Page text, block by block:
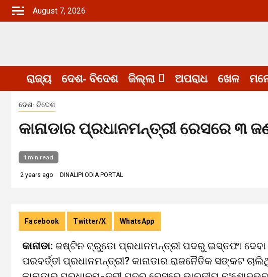
Skip
August 7, 2026
ରାଜ୍ୟ ଦେଶ- ବିଦେଶ ଜିଲ୍ଲା ଅପରାଧ ଖେଳ
ଦେଶ- ବିଦେଶ
କାନାଡାର ପ୍ରଧାନମନ୍ତ୍ରୀ ରେସରେ ୩
1 min read
2 years ago DINALIPI ODIA PORTAL
Facebook Twitter/X WhatsApp
କାନାଡା: ଜଷ୍ଟିନ ଟ୍ରୁଡୋ ପ୍ରଧାନମନ୍ତ୍ରୀ ପଦରୁ ଇସ୍ତଫା ଦେବା
ପରବର୍ତ୍ତୀ ପ୍ରଧାନମନ୍ତ୍ରୀ? କାନାଡାର ରାଜନୈତିକ ସଙ୍କଟ